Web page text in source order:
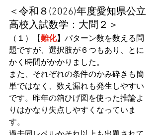
＜令和８(2026)年度愛知県公立
高校入試数学：大問２＞
（１）【難化】 パターン数を数える問
題ですが、選択肢が６つもあり、とに
かく時間がかかりました。
また、それぞれの条件のかみ砕きも簡
単ではなく、数え漏れも発生しやすい
です。昨年の箱ひげ図を使った推論よ
りはかなり失点しやすくなっていま
す。